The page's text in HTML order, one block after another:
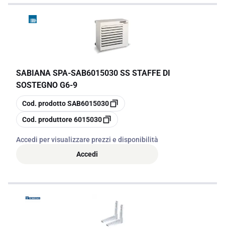
SABIANA SPA-SAB6015030 SS STAFFE DI
SOSTEGNO G6-9
copia
Cod. prodottoSAB6015030
copia
Cod. produttore6015030
Accedi per visualizzare prezzi e disponibilità
Accedi